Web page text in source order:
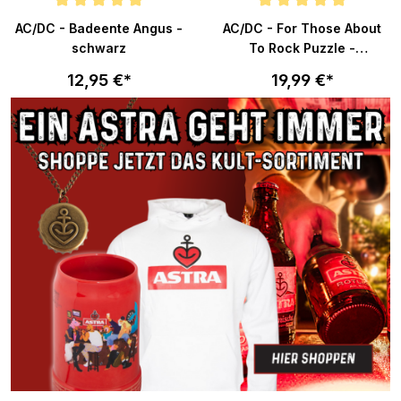
AC/DC - Badeente Angus -
schwarz
12,95 €*
AC/DC - For Those About
To Rock Puzzle -
19,99 €*